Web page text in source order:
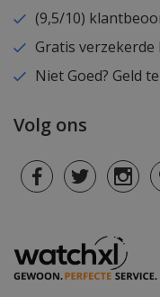
(9,5/10)
Gratis
Niet Goed? Geld
Volg ons